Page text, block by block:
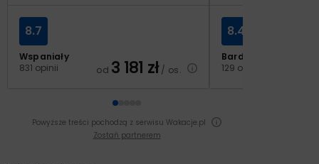
Wspaniały
831 opinii
8.7
od 3 181 zł/ os.
Bardzo dobry
129 opinii
8.4
Powyższe treści pochodzą z serwisu Wakacje.pl
Zostań partnerem